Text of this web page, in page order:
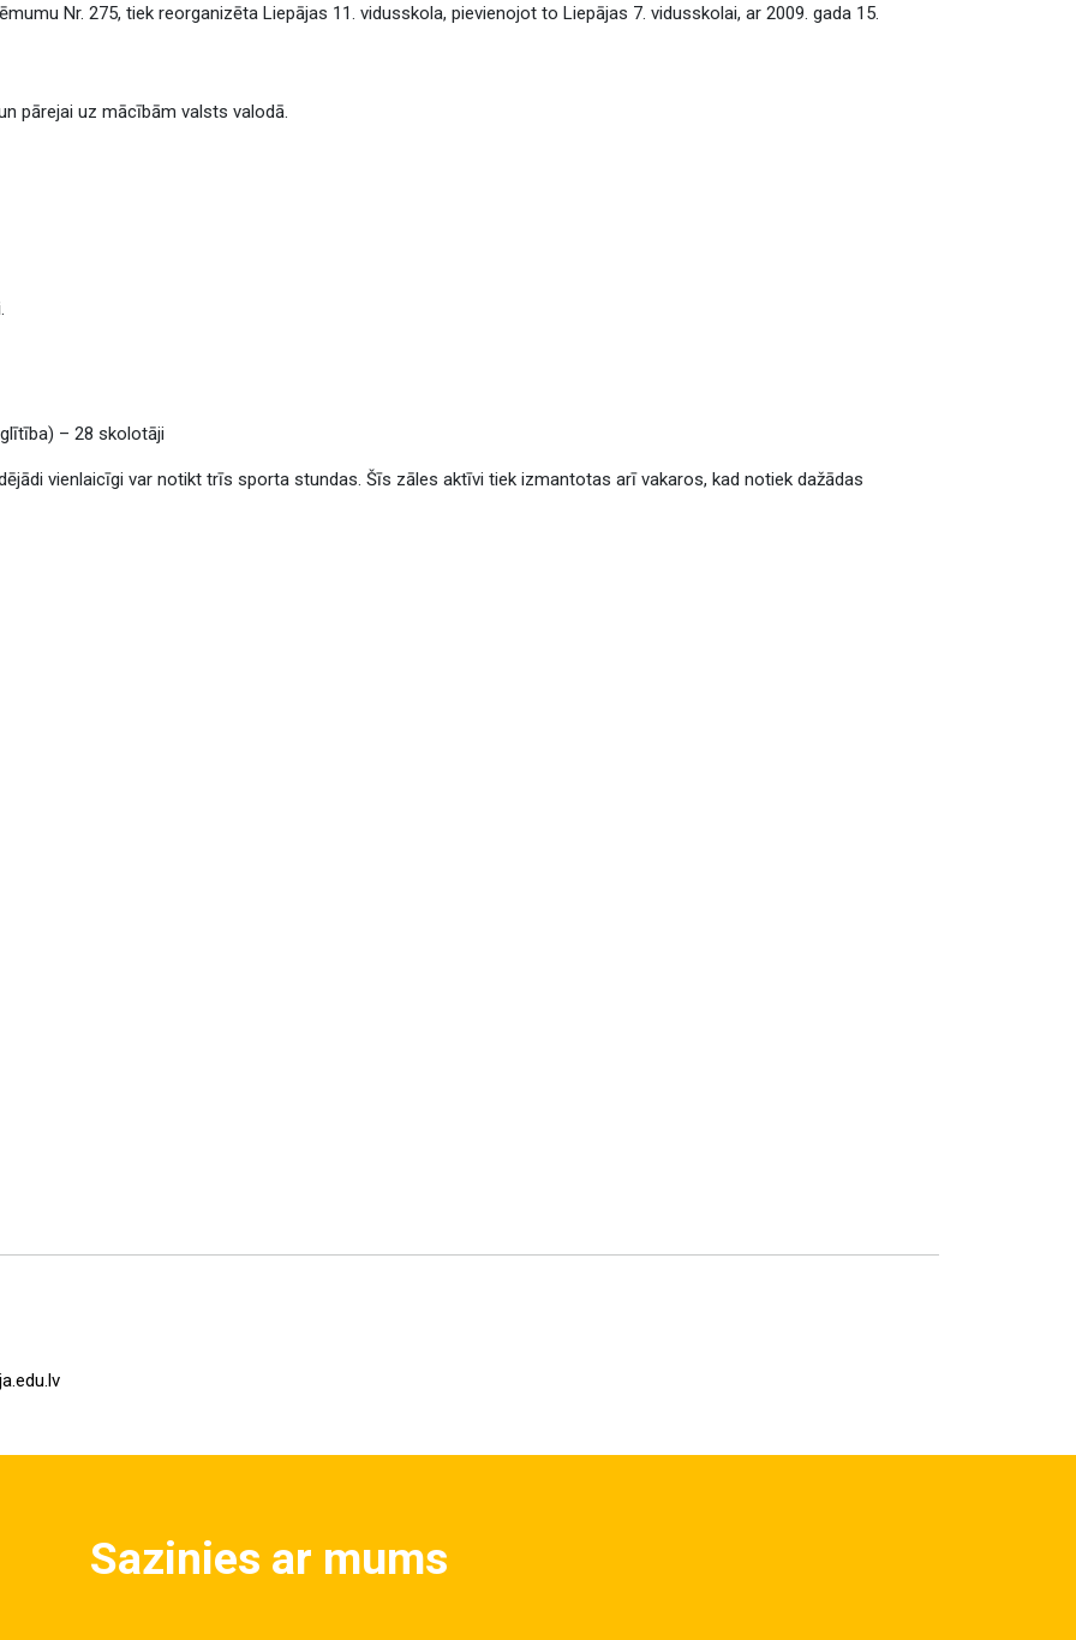
Nr. 275, tiek reorganizēta Liepājas 11. vidusskola, pievienojot to Liepājas 7. vidusskolai, ar 2009. gada 15.
pārejai uz mācībām valsts valodā.
.
– 28 skolotāji
vienlaicīgi var notikt trīs sporta stundas. Šīs zāles aktīvi tiek izmantotas arī vakaros, kad notiek dažādas
Sazinies ar mums